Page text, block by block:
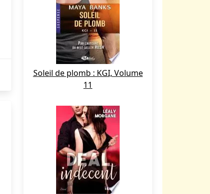
Soleil de plomb : KGI, Volume
11